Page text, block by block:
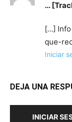
…
[…] Info
que-
Iniciar
DEJA UNA
INICIAR